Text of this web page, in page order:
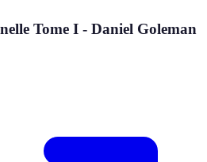
Tome I - Daniel Goleman